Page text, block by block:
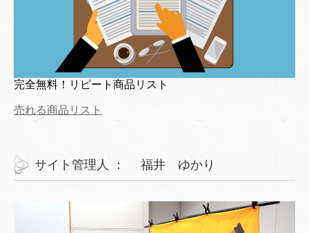
完全無料！リピート商品リスト
売れる商品リスト
サイト管理人 ： 福井 ゆかり